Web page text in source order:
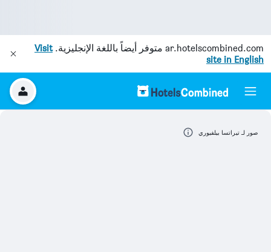
ar.hotelscombined.com متوفر أيضاً باللغة الإنجليزية.Visit
site in English
صور لـ تيراتسا بيلفيوري